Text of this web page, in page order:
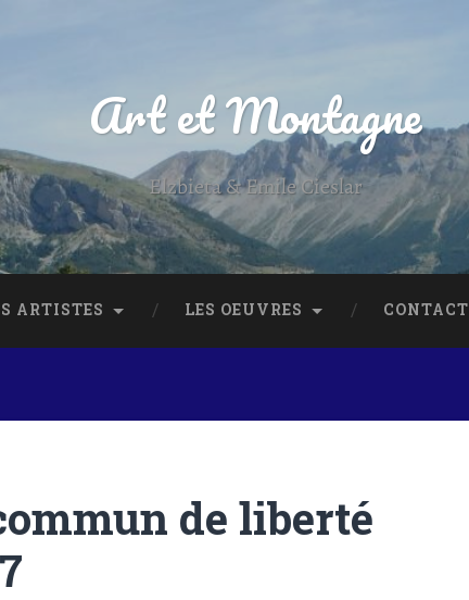
Art et Montagne
Elzbieta & Emile Cieslar
ARTISTES LES OEUVRES CONTACT
de liberté